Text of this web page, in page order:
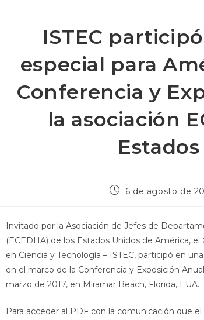
ISTEC
especial para
Conferencia y
la asociación
6 de agosto de
Invitado por la Asociación de Jefes de
(ECEDHA) de los Estados Unidos de América,
en Ciencia y Tecnología – ISTEC, participó en
en el marco de la Conferencia y Exposición
marzo de 2017, en Miramar Beach, Florida, EUA.
Para acceder al PDF con la comunicación que el